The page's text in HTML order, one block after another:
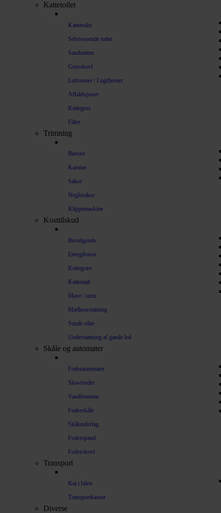
Kattetoilet
Kattetoilet
Selvrensende toilet
Sandmåtter
Grusskovl
Luftrenser / Lugtfjerner
Affaldsposer
Kattegrus
Filter
Trimning
Børster
Kamme
Sakse
Neglesakse
Klippemaskine
Kosttilskud
Beroligende
Energiboost
Kattegræs
Kattemalt
Mave / tarm
Mælkeerstatning
Sunde olier
Understøtning af gamle led
Skåle og automater
Foderautomater
Slowfeeder
Vandfontæne
Foderskåle
Skålunderlag
Foderspand
Foderskovl
Transport
Kat i bilen
Transportkasser
Diverse